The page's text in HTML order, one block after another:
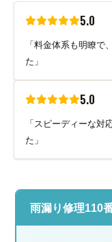
5.0
「料金体系も明瞭で
た」
5.0
「スピーディーな対
た」
雨漏り修理110